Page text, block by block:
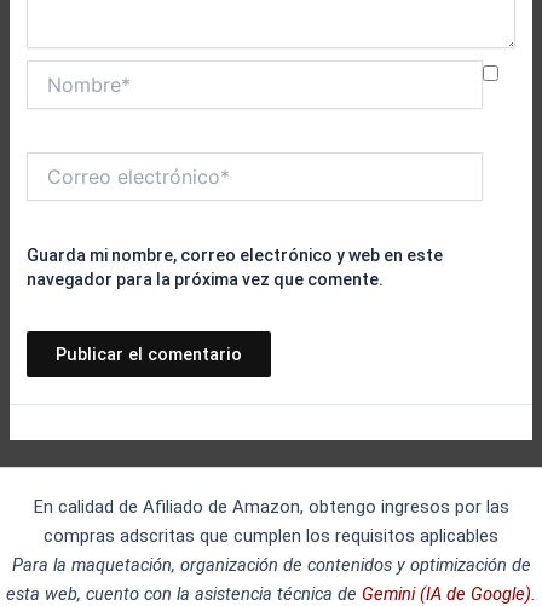
electrónico*
Guarda mi nombre, correo electrónico y web en este
navegador para la próxima vez que comente.
En calidad de Afiliado de Amazon, obtengo ingresos por las
compras adscritas que cumplen los requisitos aplicables
Para la maquetación, organización de contenidos y optimización de
esta web, cuento con la asistencia técnica de Gemini (IA de Google).